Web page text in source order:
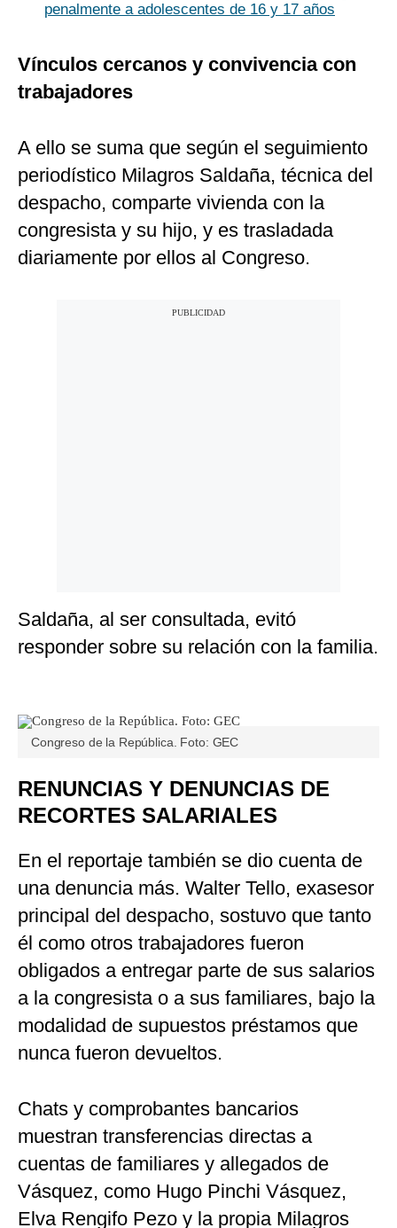
penalmente a adolescentes de 16 y 17 años
Vínculos cercanos y convivencia con
trabajadores
A ello se suma que según el seguimiento
periodístico Milagros Saldaña, técnica del
despacho, comparte vivienda con la
congresista y su hijo, y es trasladada
diariamente por ellos al Congreso.
Saldaña, al ser consultada, evitó
responder sobre su relación con la familia.
Congreso de la República. Foto: GEC
RENUNCIAS Y DENUNCIAS DE
RECORTES SALARIALES
En el reportaje también se dio cuenta de
una denuncia más. Walter Tello, exasesor
principal del despacho, sostuvo que tanto
él como otros trabajadores fueron
obligados a entregar parte de sus salarios
a la congresista o a sus familiares, bajo la
modalidad de supuestos préstamos que
nunca fueron devueltos.
Chats y comprobantes bancarios
muestran transferencias directas a
cuentas de familiares y allegados de
Vásquez, como Hugo Pinchi Vásquez,
Elva Rengifo Pezo y la propia Milagros